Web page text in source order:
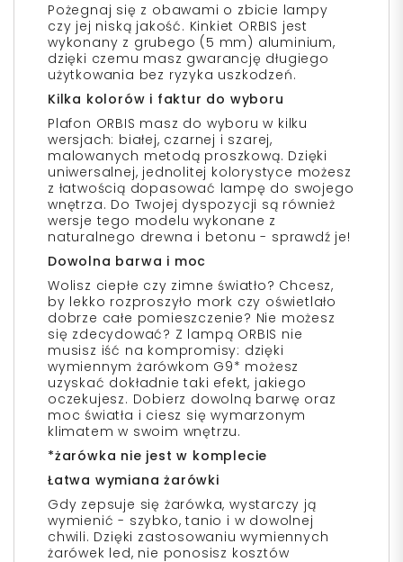
Pożegnaj się z obawami o zbicie lampy
czy jej niską jakość. Kinkiet ORBIS jest
wykonany z grubego (5 mm) aluminium,
dzięki czemu masz gwarancję długiego
użytkowania bez ryzyka uszkodzeń.
Kilka kolorów i faktur do wyboru
Plafon ORBIS masz do wyboru w kilku
wersjach: białej, czarnej i szarej,
malowanych metodą proszkową. Dzięki
uniwersalnej, jednolitej kolorystyce możesz
z łatwością dopasować lampę do swojego
wnętrza. Do Twojej dyspozycji są również
wersje tego modelu wykonane z
naturalnego drewna i betonu - sprawdź je!
Dowolna barwa i moc
Wolisz ciepłe czy zimne światło? Chcesz,
by lekko rozproszyło mork czy oświetlało
dobrze całe pomieszczenie? Nie możesz
się zdecydować? Z lampą ORBIS nie
musisz iść na kompromisy: dzięki
wymiennym żarówkom G9* możesz
uzyskać dokładnie taki efekt, jakiego
oczekujesz. Dobierz dowolną barwę oraz
moc światła i ciesz się wymarzonym
klimatem w swoim wnętrzu.
*żarówka nie jest w komplecie
Łatwa wymiana żarówki
Gdy zepsuje się żarówka, wystarczy ją
wymienić - szybko, tanio i w dowolnej
chwili. Dzięki zastosowaniu wymiennych
żarówek led, nie ponosisz kosztów